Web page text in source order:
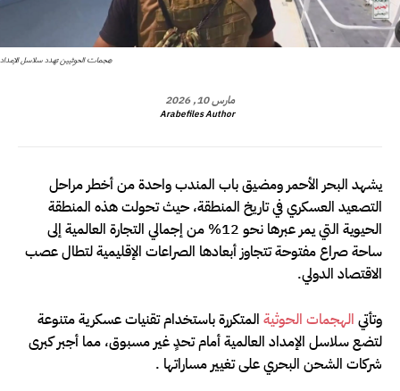
هجمات الحوثيين تهدد سلاسل الإمداد
مارس 10, 2026
Arabefiles Author
يشهد البحر الأحمر ومضيق باب المندب واحدة من أخطر مراحل
التصعيد العسكري في تاريخ المنطقة، حيث تحولت هذه المنطقة
الحيوية التي يمر عبرها نحو 12% من إجمالي التجارة العالمية إلى
ساحة صراع مفتوحة تتجاوز أبعادها الصراعات الإقليمية لتطال عصب
الاقتصاد الدولي.
وتأتي الهجمات الحوثية المتكررة باستخدام تقنيات عسكرية متنوعة
لتضع سلاسل الإمداد العالمية أمام تحدٍ غير مسبوق، مما أجبر كبرى
شركات الشحن البحري على تغيير مساراتها .